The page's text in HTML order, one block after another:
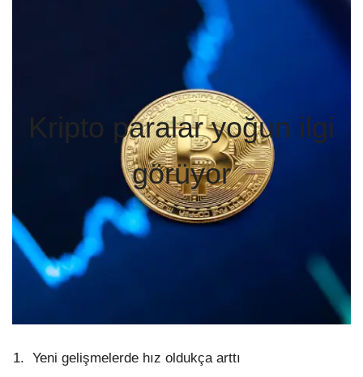
Kripto paralar yoğun ilgi
görüyor
Yeni gelişmelerde hız oldukça arttı